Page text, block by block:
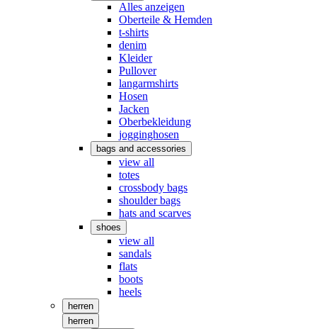
Alles anzeigen
Oberteile & Hemden
t-shirts
denim
Kleider
Pullover
langarmshirts
Hosen
Jacken
Oberbekleidung
jogginghosen
bags and accessories
view all
totes
crossbody bags
shoulder bags
hats and scarves
shoes
view all
sandals
flats
boots
heels
herren
herren